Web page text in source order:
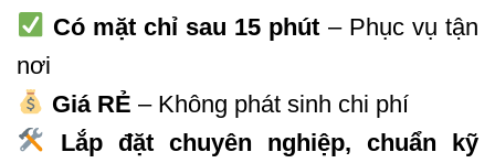
Có mặt chỉ sau 15 phút – Phục vụ tận
nơi
Giá RẺ – Không phát sinh chi phí
Lắp đặt chuyên nghiệp, chuẩn kỹ